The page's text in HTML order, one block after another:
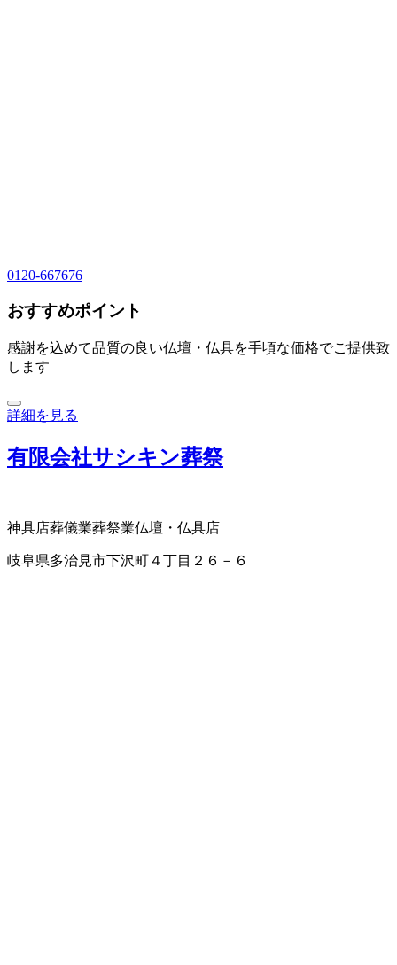
0120-667676
おすすめポイント
感謝を込めて品質の良い仏壇・仏具を手頃な価格でご提供致
します
詳細を見る
有限会社サシキン葬祭
神具店葬儀業葬祭業仏壇・仏具店
岐阜県多治見市下沢町４丁目２６－６